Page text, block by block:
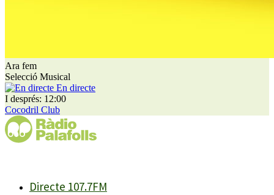
Ara fem
Selecció Musical
En directe
I després: 12:00
Cocodril Club
Directe 107.7FM